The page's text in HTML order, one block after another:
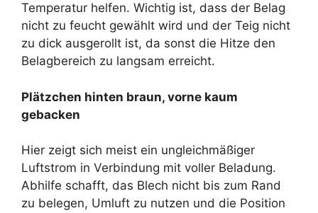
Temperatur helfen. Wichtig ist, dass der Belag
nicht zu feucht gewählt wird und der Teig nicht
zu dick ausgerollt ist, da sonst die Hitze den
Belagbereich zu langsam erreicht.
Plätzchen hinten braun, vorne kaum
gebacken
Hier zeigt sich meist ein ungleichmäßiger
Luftstrom in Verbindung mit voller Beladung.
Abhilfe schafft, das Blech nicht bis zum Rand
zu belegen, Umluft zu nutzen und die Position